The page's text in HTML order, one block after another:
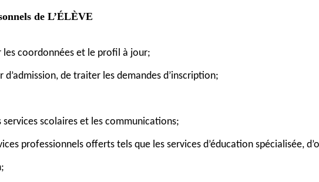
de L’ÉLÈVE
coordonnées et le profil à jour;
d’admission, de traiter les demandes d’inscription;
services scolaires et les communications;
professionnels offerts tels que les services d’éducation spécialisée,